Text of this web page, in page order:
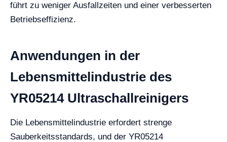
führt zu weniger Ausfallzeiten und einer verbesserten
Betriebseffizienz.
Anwendungen in der
Lebensmittelindustrie des
YR05214 Ultraschallreinigers
Die Lebensmittelindustrie erfordert strenge
Sauberkeitsstandards, und der YR05214